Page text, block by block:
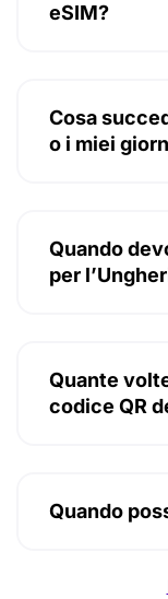
eSIM?
Cosa
o i miei
Quando
per
Quante
codice QR
Quando